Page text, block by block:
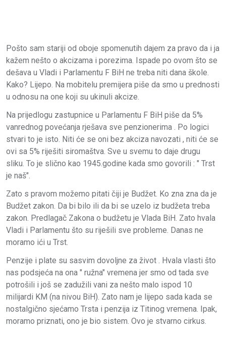
Pošto sam stariji od oboje spomenutih dajem za pravo da i ja
kažem nešto o akcizama i porezima. Ispade po ovom što se
dešava u Vladi i Parlamentu F BiH ne treba niti dana škole.
Kako? Lijepo. Na mobitelu premijera piše da smo u prednosti
u odnosu na one koji su ukinuli akcize.
Na prijedlogu zastupnice u Parlamentu F BiH piše da 5%
vanrednog povećanja rješava sve penzionerima . Po logici
stvari to je isto. Niti će se oni bez akciza navozati , niti će se
ovi sa 5% riješiti siromaštva. Sve u svemu to daje drugu
sliku. To je slično kao 1945.godine kada smo govorili : " Trst
je naš".
Zato s pravom možemo pitati čiji je Budžet. Ko zna zna da je
Budžet zakon. Da bi bilo ili da bi se uzelo iz budžeta treba
zakon. Predlagač Zakona o budžetu je Vlada BiH. Zato hvala
Vladi i Parlamentu što su riješili sve probleme. Danas ne
moramo ići u Trst.
Penzije i plate su sasvim dovoljne za život . Hvala vlasti što
nas podsjeća na ona " ružna" vremena jer smo od tada sve
potrošili i još se zadužili vani za nešto malo ispod 10
milijardi KM (na nivou BiH). Zato nam je lijepo sada kada se
nostalgično sjećamo Trsta i penzija iz Titinog vremena. Ipak,
moramo priznati, ono je bio sistem. Ovo je stvarno cirkus.